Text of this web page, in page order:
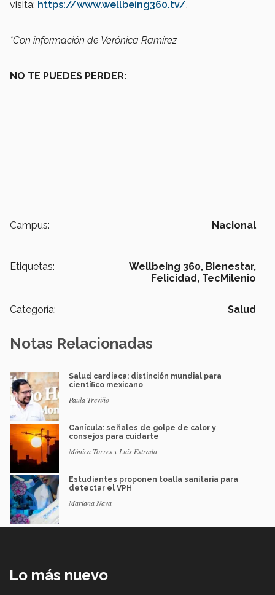
visita: https://www.wellbeing360.tv/.
*Con información de Verónica Ramírez
NO TE PUEDES PERDER:
Campus: Nacional
Etiquetas: Wellbeing 360, Bienestar,
Felicidad, TecMilenio
Categoría: Salud
Notas Relacionadas
Salud cardiaca: distinción mundial para
científico mexicano
Paula Treviño
Canícula: señales de golpe de calor y
consejos para cuidarte
Mónica Torres y Luis Estrada
Estudiantes proponen toalla sanitaria para
detectar el VPH
Mariana Nava
Lo más nuevo